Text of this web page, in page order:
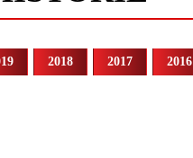
2018 2017 2016